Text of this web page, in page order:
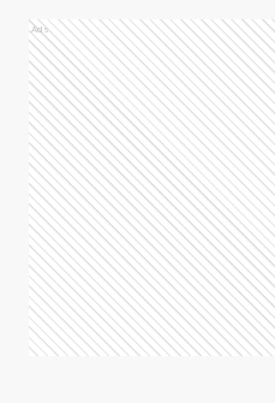
Ads